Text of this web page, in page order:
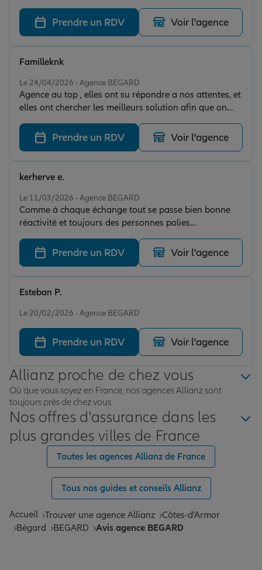
Prendre un RDV Voir l'agence
Le 24/04/2026 - Agence BEGARD
Agence au top , elles ont su répondre a nos attentes, et
elles ont chercher les meilleurs solution afin que on
profite d'offre avantageuse.
Familleknk
Prendre un RDV Voir l'agence
Le 11/03/2026 - Agence BEGARD
Comme à chaque échange tout se passe bien bonne
réactivité et toujours des personnes polies
respectueuses
kerherve e.
Prendre un RDV Voir l'agence
Le 20/02/2026 - Agence BEGARD
Esteban P.
Prendre un RDV Voir l'agence
Allianz proche de chez vous
Où que vous soyez en France, nos agences Allianz sont
toujours près de chez vous.
Nos offres d'assurance dans les
plus grandes villes de France
Toutes les agences Allianz de France
Tous nos guides et conseils Allianz
Accueil Trouver une agence Allianz Côtes-d'Armor
Bégard
BEGARD Avis agence BEGARD